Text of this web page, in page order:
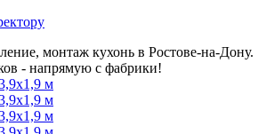
монтаж кухонь в Ростове-на-Дону.
- напрямую с фабрики!